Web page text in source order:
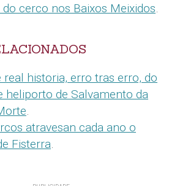
cerco nos Baixos Meixidos.
real historia, erro tras erro, do
heliporto de Salvamento da
.
atravesan cada ano o
Fisterra.